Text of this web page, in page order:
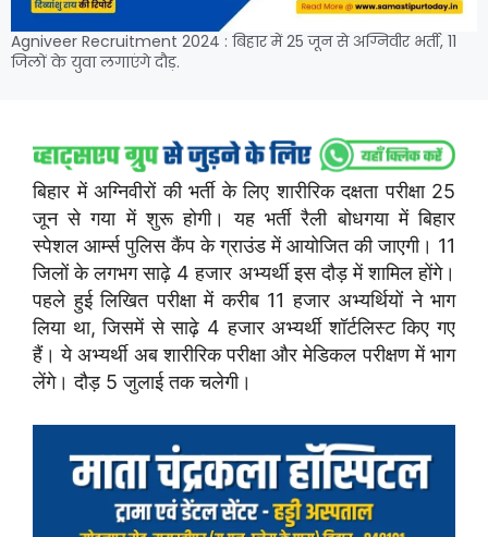
Agniveer Recruitment 2024 : बिहार में 25 जून से अग्निवीर भर्ती, 11
जिलों के युवा लगाएंगे दौड़.
बिहार में अग्निवीरों की भर्ती के लिए शारीरिक दक्षता परीक्षा 25
जून से गया में शुरू होगी। यह भर्ती रैली बोधगया में बिहार
स्पेशल आर्म्स पुलिस कैंप के ग्राउंड में आयोजित की जाएगी। 11
जिलों के लगभग साढ़े 4 हजार अभ्यर्थी इस दौड़ में शामिल होंगे।
पहले हुई लिखित परीक्षा में करीब 11 हजार अभ्यर्थियों ने भाग
लिया था, जिसमें से साढ़े 4 हजार अभ्यर्थी शॉर्टलिस्ट किए गए
हैं। ये अभ्यर्थी अब शारीरिक परीक्षा और मेडिकल परीक्षण में भाग
लेंगे। दौड़ 5 जुलाई तक चलेगी।